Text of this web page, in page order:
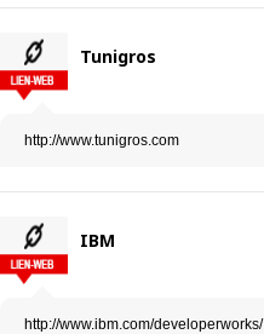
Tunigros
http://www.tunigros.com
IBM
http://www.ibm.com/developerworks/